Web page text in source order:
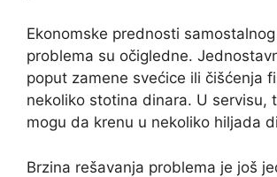
Ekonomske prednosti
problema su očigledne.
poput zamene svećice ili čišćenja
nekoliko stotina dinara. U servisu,
mogu da krenu u nekoliko hiljada
Brzina rešavanja problema je još